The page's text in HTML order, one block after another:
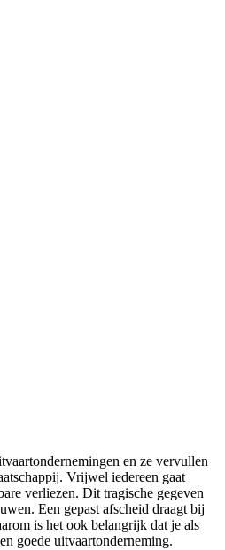
en ze vervullen
Vrijwel iedereen gaat
verliezen. Dit tragische gegeven
Een gepast afscheid draagt bij
is het ook belangrijk dat je als
goede uitvaartonderneming.